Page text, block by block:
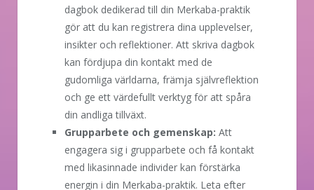
dagbok dedikerad till din Merkaba-praktik
gör att du kan registrera dina upplevelser,
insikter och reflektioner. Att skriva dagbok
kan fördjupa din kontakt med de
gudomliga världarna, främja självreflektion
och ge ett värdefullt verktyg för att spåra
din andliga tillväxt.
Grupparbete och gemenskap: Att
engagera sig i grupparbete och få kontakt
med likasinnade individer kan förstärka
energin i din Merkaba-praktik. Leta efter